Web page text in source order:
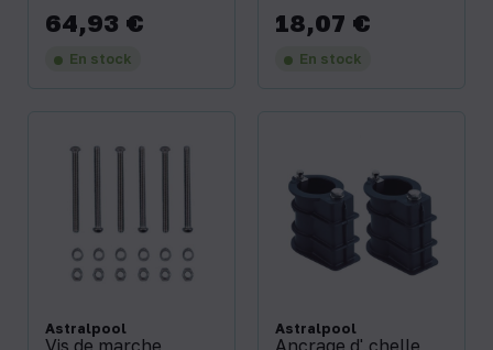
Prix
64,93 €
En stock
Prix
18,07 €
En stock
Astralpool
Vis de marche
Astralpool
Ancrage d'‚chelle